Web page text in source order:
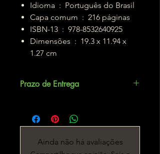
Idioma ‏ : ‎ Português do Brasil
Capa comum ‏ : ‎ 216 páginas
ISBN-13 ‏ : ‎ 978-8532640925
Dimensões ‏ : ‎ 19.3 x 11.94 x
1.27 cm
Prazo de Entrega
Ainda não há avaliações